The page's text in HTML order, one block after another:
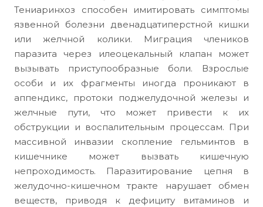
Тениаринхоз способен имитировать симптомы
язвенной болезни двенадцатиперстной кишки
или желчной колики. Миграция члеников
паразита через илеоцекальный клапан может
вызывать приступообразные боли. Взрослые
особи и их фрагменты иногда проникают в
аппендикс, протоки поджелудочной железы и
желчные пути, что может привести к их
обструкции и воспалительным процессам. При
массивной инвазии скопление гельминтов в
кишечнике может вызвать кишечную
непроходимость. Паразитирование цепня в
желудочно-кишечном тракте нарушает обмен
веществ, приводя к дефициту витаминов и